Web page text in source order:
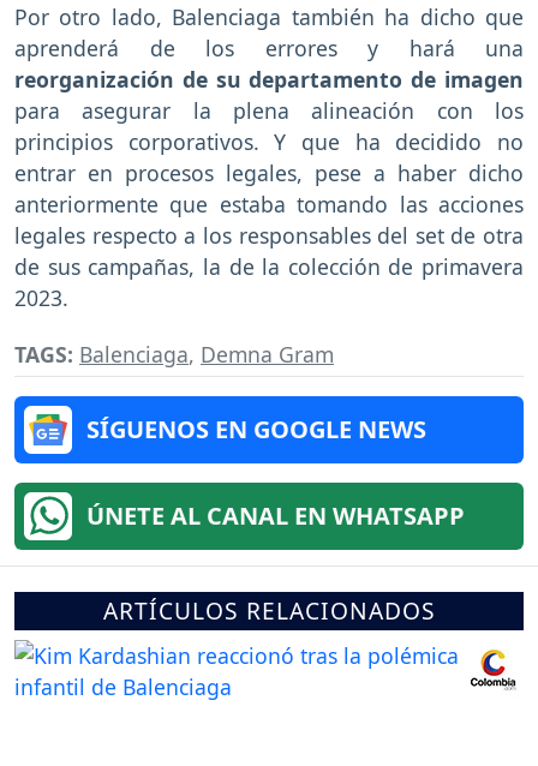
Por otro lado, Balenciaga también ha dicho que
aprenderá de los errores y hará una
reorganización de su departamento de imagen
para asegurar la plena alineación con los
principios corporativos. Y que ha decidido no
entrar en procesos legales, pese a haber dicho
anteriormente que estaba tomando las acciones
legales respecto a los responsables del set de otra
de sus campañas, la de la colección de primavera
2023.
TAGS: Balenciaga, Demna Gram
SÍGUENOS EN GOOGLE NEWS
ÚNETE AL CANAL EN WHATSAPP
ARTÍCULOS RELACIONADOS